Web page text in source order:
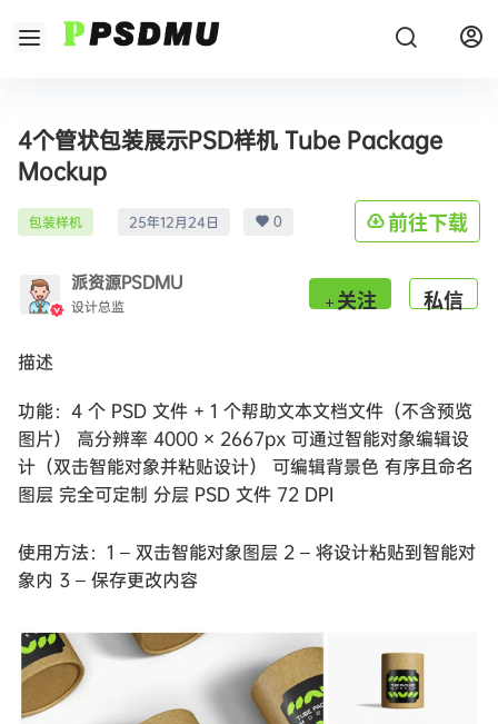
4个管状包装展示PSD样机 Tube Package
Mockup
包装样机 25年12月24日 0 前往下载
派资源PSDMU
设计总监 关注 私信
描述
功能：4 个 PSD 文件 + 1 个帮助文本文档文件（不含预览
图片） 高分辨率 4000 × 2667px 可通过智能对象编辑设
计（双击智能对象并粘贴设计） 可编辑背景色 有序且命名
图层 完全可定制 分层 PSD 文件 72 DPI
使用方法：1 – 双击智能对象图层 2 – 将设计粘贴到智能对
象内 3 – 保存更改内容